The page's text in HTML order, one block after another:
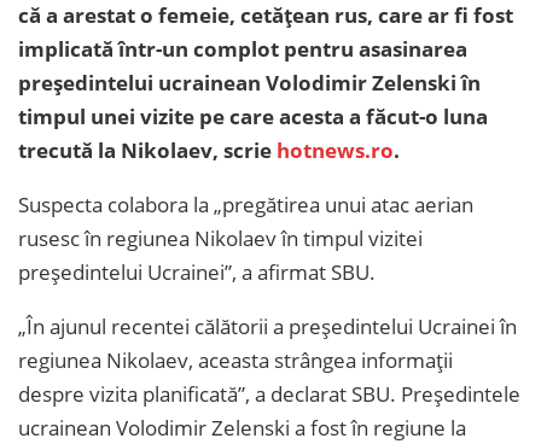
că a arestat o femeie, cetățean rus, care ar fi fost
implicată într-un complot pentru asasinarea
președintelui ucrainean Volodimir Zelenski în
timpul unei vizite pe care acesta a făcut-o luna
trecută la Nikolaev, scrie hotnews.ro.
Suspecta colabora la „pregătirea unui atac aerian
rusesc în regiunea Nikolaev în timpul vizitei
președintelui Ucrainei”, a afirmat SBU.
„În ajunul recentei călătorii a președintelui Ucrainei în
regiunea Nikolaev, aceasta strângea informații
despre vizita planificată”, a declarat SBU. Președintele
ucrainean Volodimir Zelenski a fost în regiune la